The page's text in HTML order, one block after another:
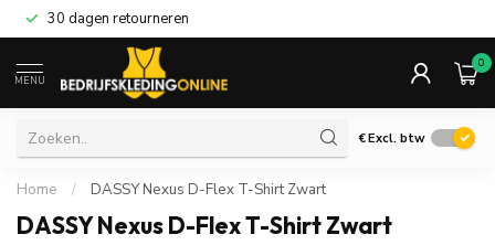
30 dagen retourneren
MENU
0
€Excl. btw
Home / DASSY Nexus D-Flex T-Shirt Zwart
DASSY Nexus D-Flex T-Shirt Zwart